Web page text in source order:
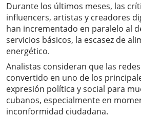
Durante los últimos meses, las
influencers, artistas y creadores
han incrementado en paralelo al
servicios básicos, la escasez de
energético.
Analistas consideran que las
convertido en uno de los
expresión política y social para
cubanos, especialmente en
inconformidad ciudadana.